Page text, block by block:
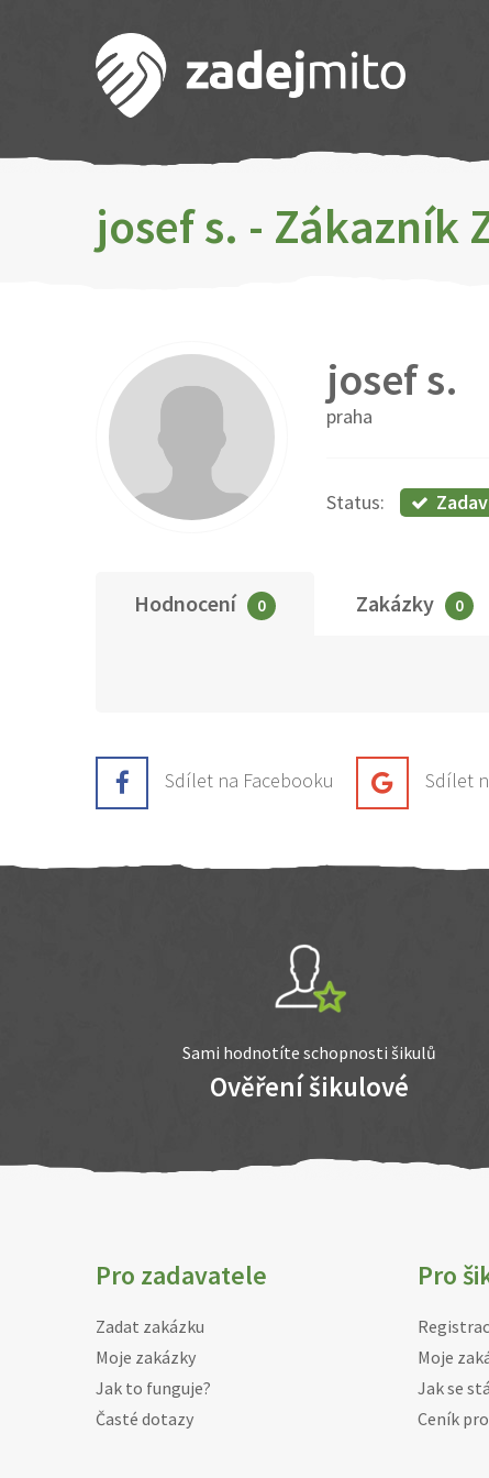
josef s. - Zákazník
josef s.
praha
Status:
Hodnocení 0 Zakázky 0
Sdílet na Facebooku Sdílet
Sami hodnotíte schopnosti šikulů
Ověření šikulové
Pro zadavatele
Zadat zakázku
Moje zakázky
Jak to funguje?
Časté dotazy
Pro
Moje
Jak se
Ceník